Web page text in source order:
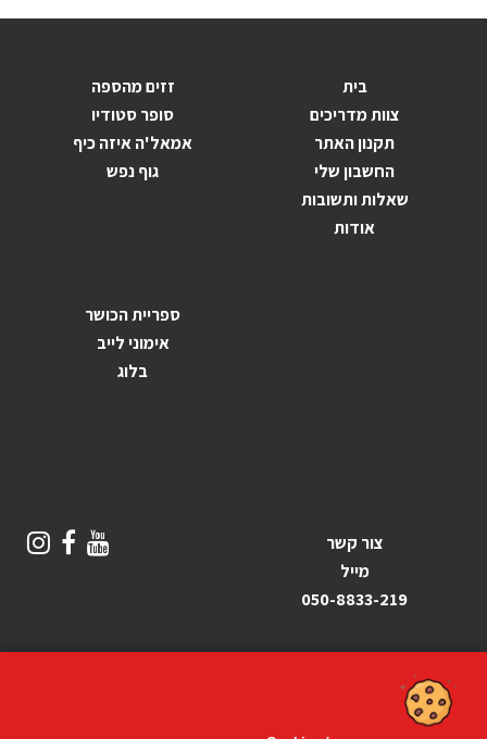
בית
צוות מדריכים
תקנון האתר
החשבון שלי
שאלות ותשובות
אודות
זזים מהספה
סופר סטודיו
אמאל'ה איזה כיף
גוף נפש
ספריית הכושר
אימוני לייב
בלוג
צור קשר
מייל
050-8833-219